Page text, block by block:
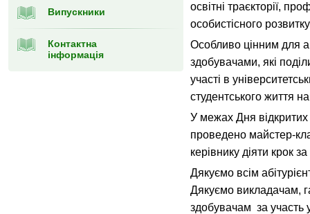
Випускники
Контактна
інформація
освітні траєкторії,
особистісного
Особливо цінним для
здобувачами, які
участі в
студентського життя
У межах Дня відкритих
проведено майстер-
керівнику діяти крок
Дякуємо всім
Дякуємо викладачам,
здобувачам за участь у